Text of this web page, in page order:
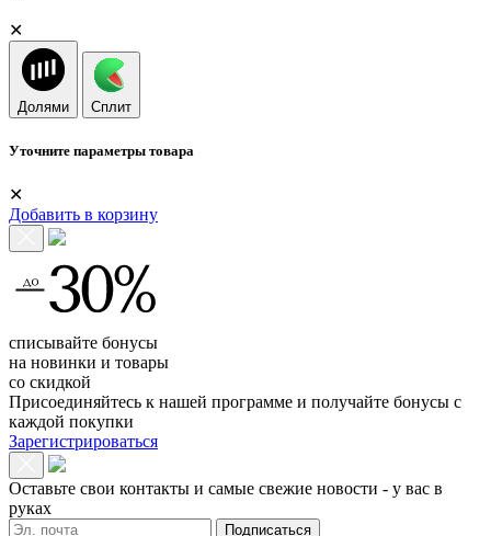
✕
Долями Сплит
Уточните параметры товара
✕
Добавить в корзину
списывайте бонусы
на новинки и товары
со скидкой
Присоединяйтесь к нашей программе и получайте бонусы с
каждой покупки
Зарегистрироваться
Оставьте свои контакты и самые свежие новости - у вас в
руках
Подписаться